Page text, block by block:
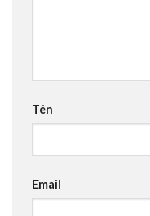
Tên
Email